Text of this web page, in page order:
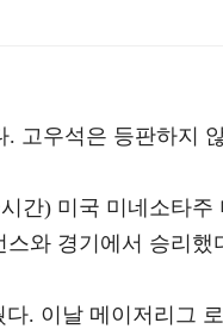
고우석은 등판하지
간) 미국 미네소타
와 경기에서 승리했
. 이날 메이저리그